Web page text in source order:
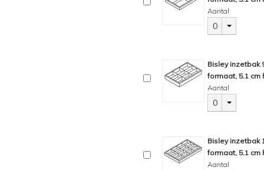
Aantal
0
Bisley inzetbak
formaat, 5.1 cm
Aantal
0
Bisley inzetbak
formaat, 5.1 cm
Aantal